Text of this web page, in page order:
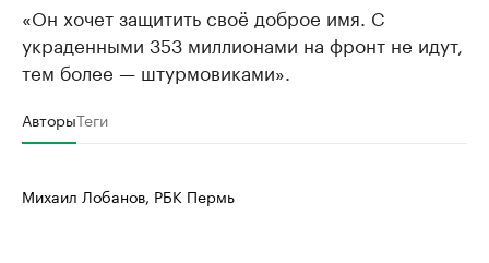
«Он хочет защитить своё доброе имя. С
украденными 353 миллионами на фронт не идут,
тем более — штурмовиками».
АвторыТеги
Михаил Лобанов, РБК Пермь